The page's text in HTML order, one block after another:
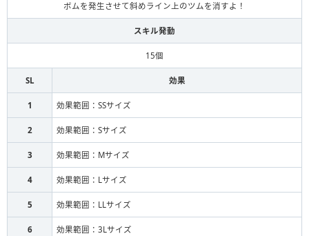
ボムを発生させて斜めライン上のツムを消すよ！
スキル発動
15個
SL 効果
1 効果範囲：SSサイズ
2 効果範囲：Sサイズ
3 効果範囲：Mサイズ
4 効果範囲：Lサイズ
5 効果範囲：LLサイズ
6 効果範囲：3Lサイズ